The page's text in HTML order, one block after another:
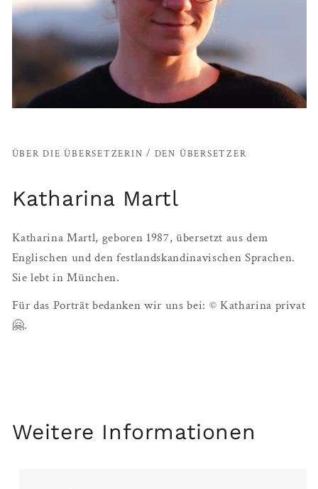
ÜBER DIE ÜBERSETZERIN / DEN ÜBERSETZER
Katharina Martl
Katharina Martl, geboren 1987, übersetzt aus dem
Englischen und den festlandskandinavischen Sprachen.
Sie lebt in München.
Für das Porträt bedanken wir uns bei: © Katharina privat
🤗.
Weitere Informationen